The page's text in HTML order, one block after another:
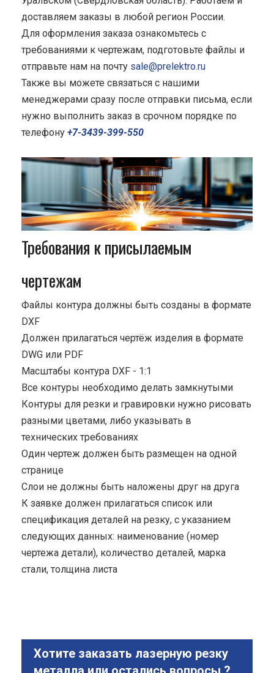
доставляем заказы в любой регион России.
Для оформления заказа ознакомьтесь с
требованиями к чертежам, подготовьте файлы и
отправьте нам на почту sale@prelektro.ru
Также вы можете связаться с нашими
менеджерами сразу после отправки письма, если
нужно выполнить заказ в срочном порядке по
телефону +7-3439-399-550
Требования к присылаемым
чертежам
Файлы контура должны быть созданы в формате
DXF
Должен прилагаться чертёж изделия в формате
DWG или PDF
Масштабы контура DXF - 1:1
Все контуры необходимо делать замкнутыми
Контуры для резки и гравировки нужно рисовать
разными цветами, либо указывать в
технических требованиях
Один чертеж должен быть размещен на одной
странице
Cлои не должны быть наложены друг на друга
К заявке должен прилагаться список или
спецификация деталей на резку, с указанием
следующих данных: наименование (номер
чертежа детали), количество деталей, марка
стали, толщина листа
Хотите заказать лазерную резку